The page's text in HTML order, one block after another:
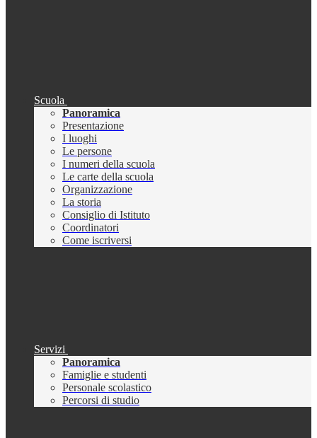
Scuola
Panoramica
Presentazione
I luoghi
Le persone
I numeri della scuola
Le carte della scuola
Organizzazione
La storia
Consiglio di Istituto
Coordinatori
Come iscriversi
Servizi
Panoramica
Famiglie e studenti
Personale scolastico
Percorsi di studio